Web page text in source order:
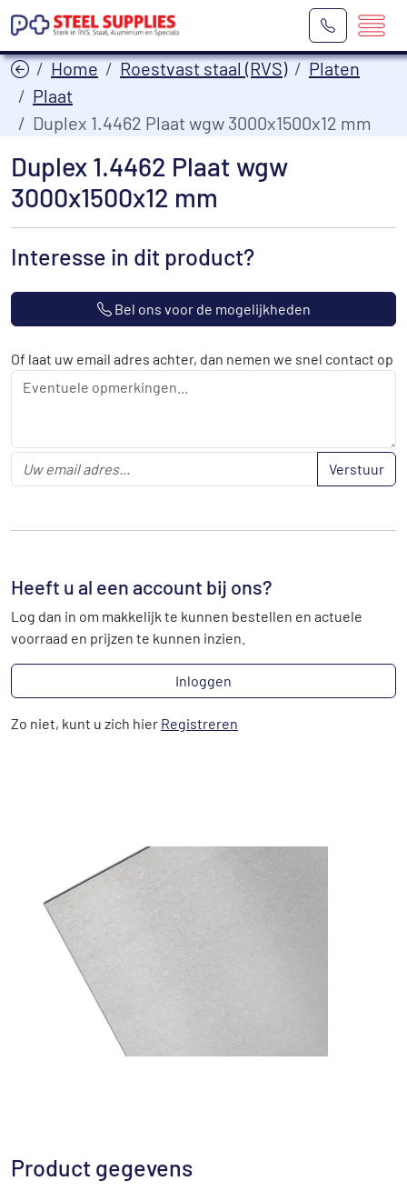
Home Roestvast staal (RVS)
Platen
Plaat
Duplex 1.4462 Plaat wgw 3000x1500x12 mm
Duplex 1.4462 Plaat wgw
3000x1500x12 mm
Product gegevens
Interesse in dit product?
Bel ons voor de mogelijkheden
Of laat uw email adres achter, dan nemen we snel contact op
Verstuur
Heeft u al een account bij ons?
Log dan in om makkelijk te kunnen bestellen en actuele
voorraad en prijzen te kunnen inzien.
Inloggen
Zo niet, kunt u zich hier Registreren